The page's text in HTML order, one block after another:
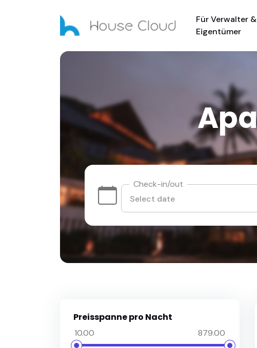
Für Verwalter &
Eigentümer
Check-in/out
Preisspanne pro Nacht